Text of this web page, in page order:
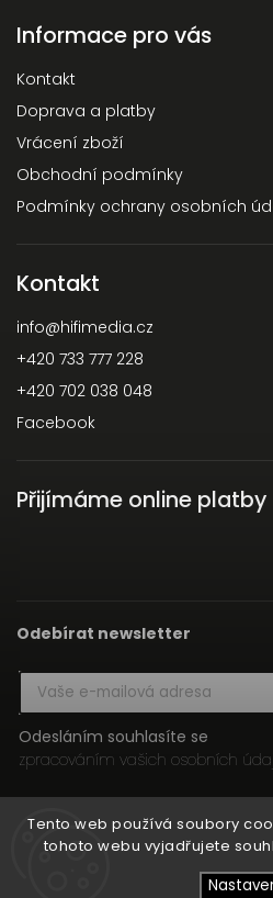
Tento web používá soubory
tohoto webu vyjadřujete
Informace pro vás
Kontakt
Doprava a platby
Vrácení zboží
Obchodní podmínky
Podmínky ochrany osobních
Kontakt
info@hifimedia.cz
+420 733 777 228
+420 702 038 048
Facebook
Přijímáme online platby
Odebírat newsletter
Odesláním souhlasíte se
zpracováním vašich osobních